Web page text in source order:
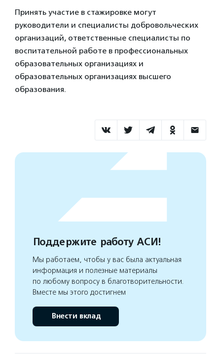
Принять участие в стажировке могут
руководители и специалисты добровольческих
организаций, ответственные специалисты по
воспитательной работе в профессиональных
образовательных организациях и
образовательных организациях высшего
образования.
Поддержите работу АСИ!
Мы работаем, чтобы у вас была актуальная
информация и полезные материалы
по любому вопросу в благотворительности.
Вместе мы этого достигнем
Внести вклад